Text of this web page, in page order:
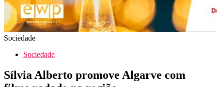
Sociedade
Sociedade
Sílvia Alberto promove Algarve com